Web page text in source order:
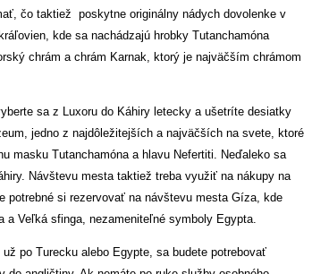
čo taktiež poskytne originálny nádych dovolenke v
kde sa nachádzajú hrobky Tutanchamóna
chrám a chrám Karnak, ktorý je najväčším chrámom
sa z Luxoru do Káhiry letecky a ušetríte desiatky
jedno z najdôležitejších a najväčších na svete, ktoré
masku Tutanchamóna a hlavu Nefertiti. Neďaleko sa
Návštevu mesta taktiež treba využiť na nákupy na
potrebné si rezervovať na návštevu mesta Gíza, kde
a Veľká sfinga, nezameniteľné symboly Egypta.
po Turecku alebo Egypte, sa budete potrebovať